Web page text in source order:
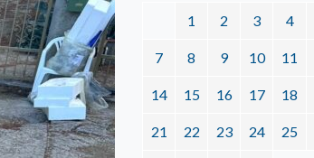
1 2 3 4
7 8 9 10 11
14 15 16 17 18
21 22 23 24 25